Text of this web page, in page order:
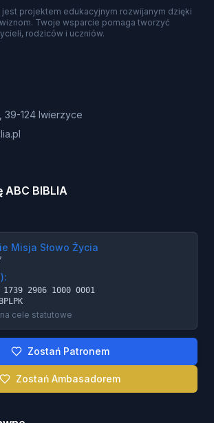
jest projektem edukacyjnym rozwijanym dzięki
Twoje wsparcie pomaga tworzyć
rodziców i uczniów.
39-124 Iwierzyce
ABC BIBLIA
Misja Słowo Życia
1739 2906 1000 0001
cele statutowe
Zostań Patronem
Zostań Ambasadorem